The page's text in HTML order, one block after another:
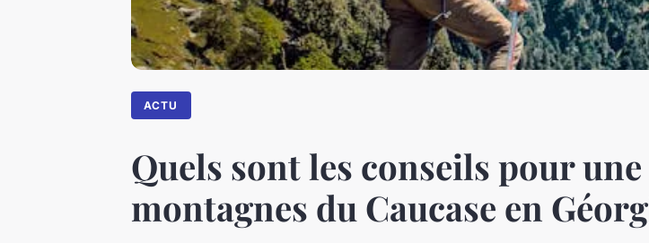
ACTU
Quels sont les conseils pour
montagnes du Caucase en